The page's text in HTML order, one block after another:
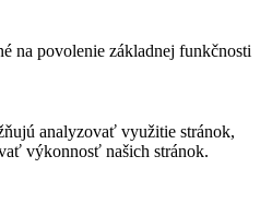
na povolenie základnej funkčnosti
analyzovať využitie stránok,
výkonnosť našich stránok.